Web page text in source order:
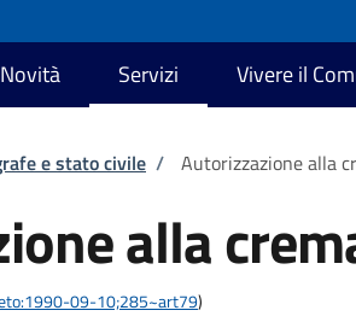
Novità Servizi Vivere il
e stato civile / Autorizzazione alla
alla
09-10;285~art79)